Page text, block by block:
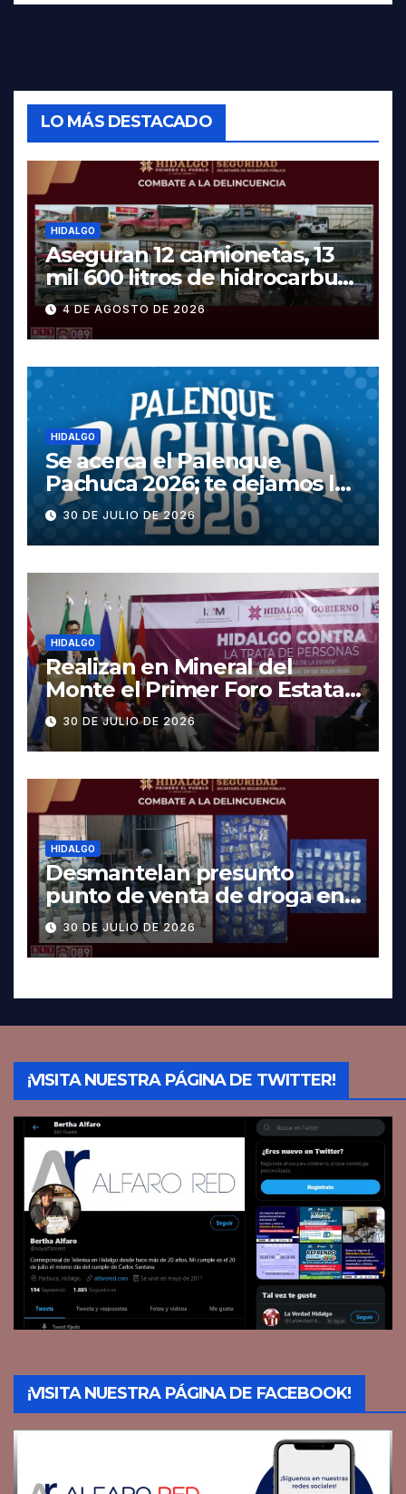
LO MÁS DESTACADO
HIDALGO
Aseguran 12 camionetas, 13
mil 600 litros de hidrocarburo
y dos vehículos robados en
Tula
4 DE AGOSTO DE 2026
HIDALGO
Se acerca el Palenque
Pachuca 2026; te dejamos la
cartelera completa, las
fechas y los precios
30 DE JULIO DE 2026
HIDALGO
Realizan en Mineral del
Monte el Primer Foro Estatal
contra la Trata de Personas
30 DE JULIO DE 2026
HIDALGO
Desmantelan presunto
punto de venta de droga en
Pachuca; hay dos detenidos
30 DE JULIO DE 2026
¡VISITA NUESTRA PÁGINA DE TWITTER!
¡VISITA NUESTRA PÁGINA DE FACEBOOK!